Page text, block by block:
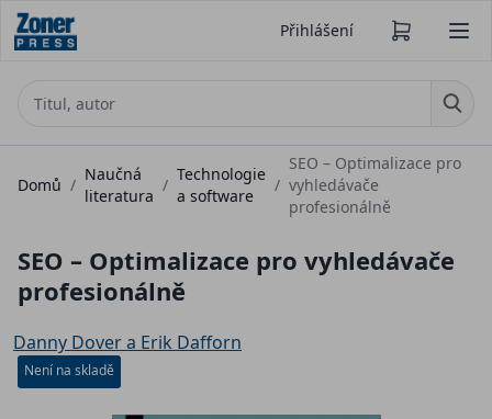
Přihlášení
Domů /
Naučná
literatura
/
Technologie
a software
/
SEO – Optimalizace pro
vyhledávače
profesionálně
SEO – Optimalizace pro vyhledávače
profesionálně
Danny Dover a Erik Dafforn
Není na skladě